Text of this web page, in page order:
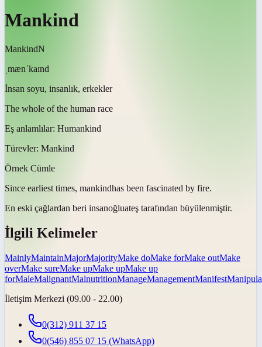
Mankind
MankindN
ˌmænˈkaɪnd
İnsan soyu, insanlık, erkekler
The whole of the human race
Eş anlamlılar: Humankind
Türevler: Mankind
Örnek Cümle
Since earliest times, mankindhas been fascinated by fire.
En eski çağlardan beri insanoğluateş tarafından büyülenmiştir.
İlgili Kelimeler
MainlyMaintainMajorMajorityMake doMake forMake outMake
overMake sureMake upMake upMake up
forMaleMalignantMalnutritionManageManagementManifest
İletişim Merkezi (09.00 - 22.00)
0(312) 911 37 15
0(546) 855 07 15 (WhatsApp)